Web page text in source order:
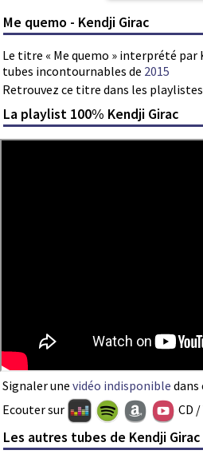
Me quemo - Kendji Girac
Le titre « Me quemo » interprété par
tubes incontournables de 2015
Retrouvez ce titre dans les
La playlist 100% Kendji Girac
Signaler une vidéo indisponible dans
Ecouter sur
CD
Les autres tubes de Kendji Girac